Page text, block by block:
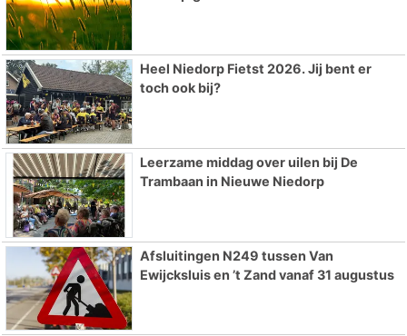
Heel Niedorp Fietst 2026. Jij bent er
toch ook bij?
Leerzame middag over uilen bij De
Trambaan in Nieuwe Niedorp
Afsluitingen N249 tussen Van
Ewijcksluis en ’t Zand vanaf 31 augustus